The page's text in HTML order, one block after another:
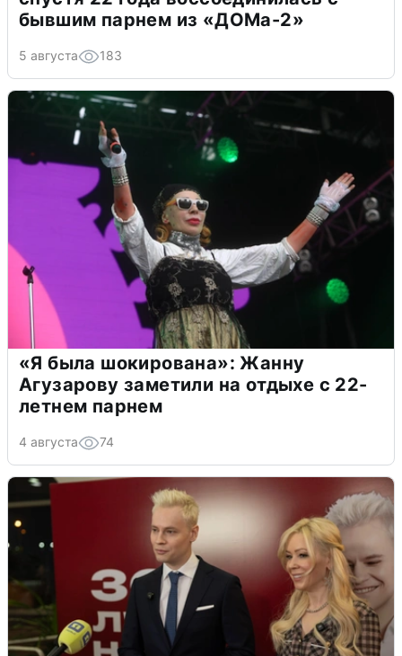
бывшим парнем из «ДОМа-2»
5 августа 183
«Я была шокирована»: Жанну
Агузарову заметили на отдыхе с 22-
летнем парнем
4 августа 74